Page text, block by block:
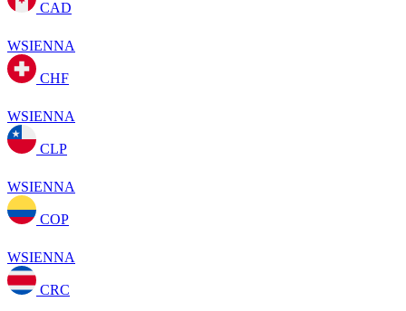
CAD
WSIENNA
CHF
WSIENNA
CLP
WSIENNA
COP
WSIENNA
CRC